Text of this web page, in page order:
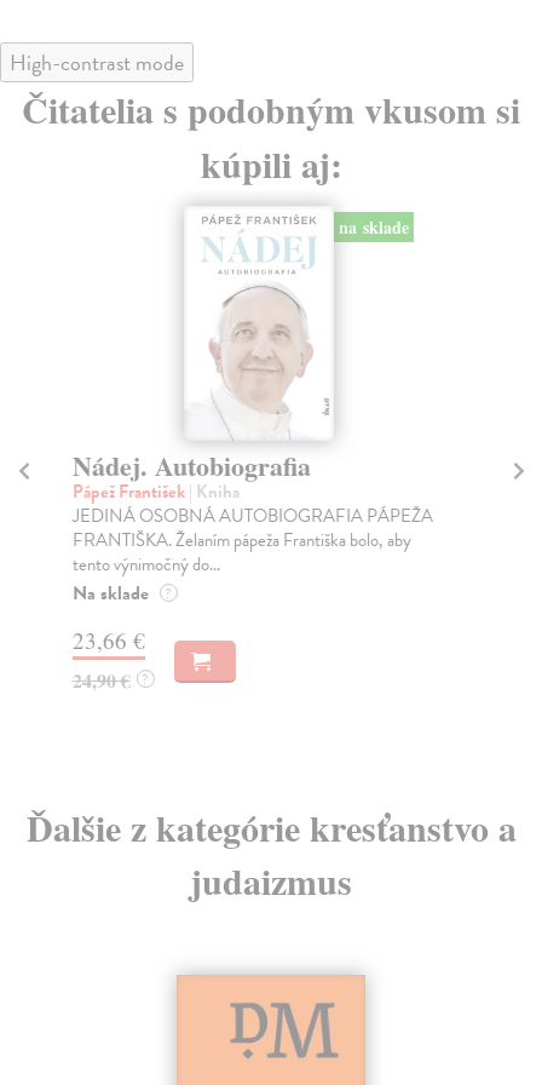
High-contrast mode
Čitatelia s podobným vkusom si
kúpili aj:
Príbehy nádeje
Morrisová Heather| Kniha
Príbehy sú tým, čo nás spája a pripomína nám, že nádej
zomiera posledná. Heather Morrisovú, autorku ...
Do 5 dní
12,90 € ?
Ďalšie z kategórie kresťanstvo a
judaizmus